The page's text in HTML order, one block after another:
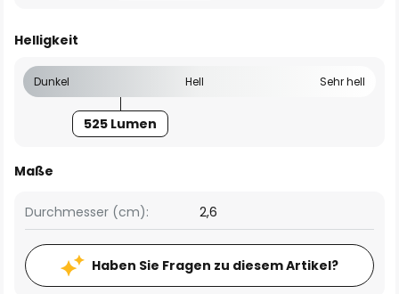
Helligkeit
Dunkel Hell Sehr hell
525 Lumen
Maße
Durchmesser (cm): 2,6
Haben Sie Fragen zu diesem Artikel?